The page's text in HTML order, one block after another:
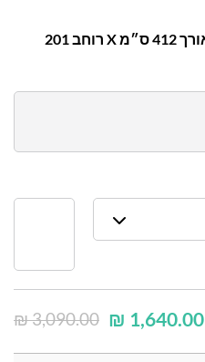
בריכת עילית מלבנית במידות אורך 412 ס״מ X רוחב 201
₪3,090.00 ₪ 1,640.00